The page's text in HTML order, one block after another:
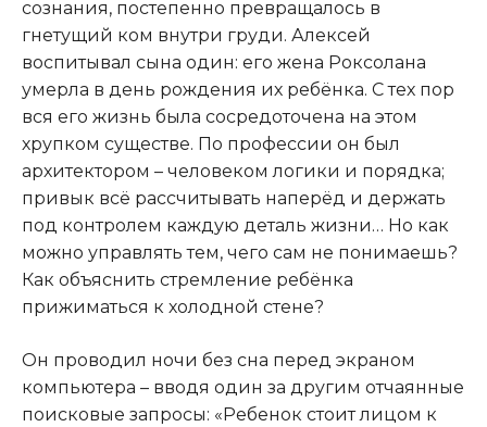
сознания, постепенно превращалось в
гнетущий ком внутри груди. Алексей
воспитывал сына один: его жена Роксолана
умерла в день рождения их ребёнка. С тех пор
вся его жизнь была сосредоточена на этом
хрупком существе. По профессии он был
архитектором – человеком логики и порядка;
привык всё рассчитывать наперёд и держать
под контролем каждую деталь жизни… Но как
можно управлять тем, чего сам не понимаешь?
Как объяснить стремление ребёнка
прижиматься к холодной стене?
Он проводил ночи без сна перед экраном
компьютера – вводя один за другим отчаянные
поисковые запросы: «Ребенок стоит лицом к